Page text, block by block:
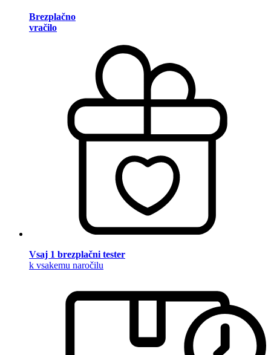
Brezplačno
vračilo
Vsaj 1 brezplačni tester
k vsakemu naročilu